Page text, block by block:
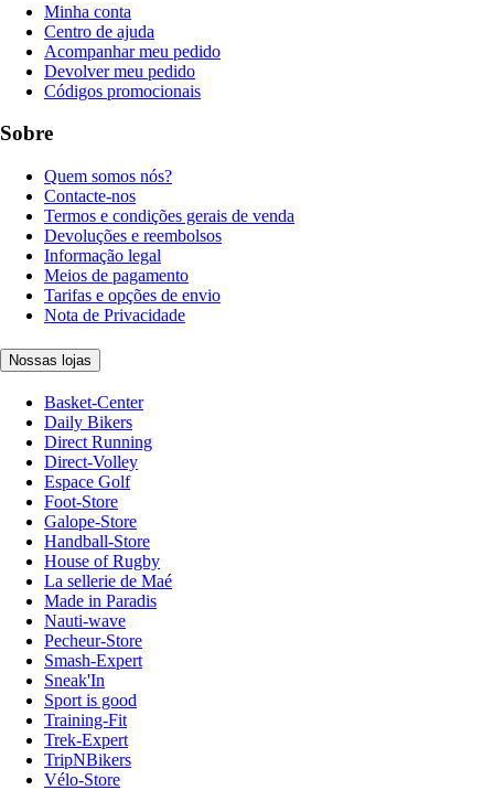
Minha conta
Centro de ajuda
Acompanhar meu pedido
Devolver meu pedido
Códigos promocionais
Sobre
Quem somos nós?
Contacte-nos
Termos e condições gerais de venda
Devoluções e reembolsos
Informação legal
Meios de pagamento
Tarifas e opções de envio
Nota de Privacidade
Nossas lojas
Basket-Center
Daily Bikers
Direct Running
Direct-Volley
Espace Golf
Foot-Store
Galope-Store
Handball-Store
House of Rugby
La sellerie de Maé
Made in Paradis
Nauti-wave
Pecheur-Store
Smash-Expert
Sneak'In
Sport is good
Training-Fit
Trek-Expert
TripNBikers
Vélo-Store